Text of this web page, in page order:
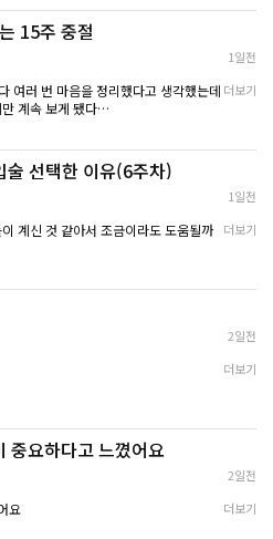
자는 생각으로 하루를 보냈어요 전
하게 아픈 건 아니었고, 따뜻하게 쉬면
은 크게 무리만 안하면 금방 회복되니
하다고 생각하는 편이라
으로 생각하려고 노력했어요...ㅎㅎㅎ
한테만 털어놨고
내니 점점 나아지긴 하더라고요..
선택을 하는 것보다는
다고 생각하며 지내고 있습니다...!!
해요..ㅎㅎ
이야기를 털어놓아봅니다...!!
다....
하는 병원에 전화를 먼저 해서 제 상황
보자고 하셔서 다음날 바로 방문했습니
한 말씀으로 진료해주셨어요... 혼자간
섭기도 했지만 여원장님께 진료 받으
술했습니다... 수술 후에는 1인 회복실
퇴원했어요...
나 홈페이지에 나와있는 금액보다 비
중절하는 병원 찾아보고 계신 분이 계
바라면서 씁니다...
15주 중절
1일전
여러 번 마음을 정리했다고 생각했는데
계속 보게 됐다
하지 않고 갔으며 도착해서 초음파 검
고는 금액, 영양제 선택 여부 등에 대해
여서 병원에서 추천해주는대로 했다
배가 뻐근? 불편해지는 느낌이 든다
많을 가능성이 있어 지혈에 도움이 되
회복실에 한참 있게 된다 혈압도 재고
다
이 있어 누워 있기도 힘들었다
잡혀서 집으로 돌아왔다
화 기능도 점점 좋아지고 있지만 날씨
에서 주로 쉬고 있다
더보기
선택한 이유(6주차)
1일전
계신 것 같아서 조금이라도 도움될까
게 부담돼서 이번에는 mtx로 해볼까 생
하나씩 상세하게 설명해주셔서 그 내
고 충분히 생각할 시간을 주셔서 부담
있다는 건 알고 있었는데요.
이 되더라고요.
더보기
2일전
때문에
싶진 않았어요
더보기
중요하다고 느꼈어요
2일전
요
더보기